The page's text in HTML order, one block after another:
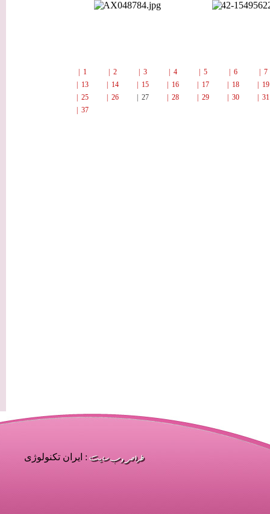
| 1 | 2 | 3 | 4 | 5 | 6
|
| 13
| 14 | 15 | 16 | 17 | 18
|
| 25
| 26 | 27 | 28 | 29 | 30
|
| 37
: ایران تکنولوژی